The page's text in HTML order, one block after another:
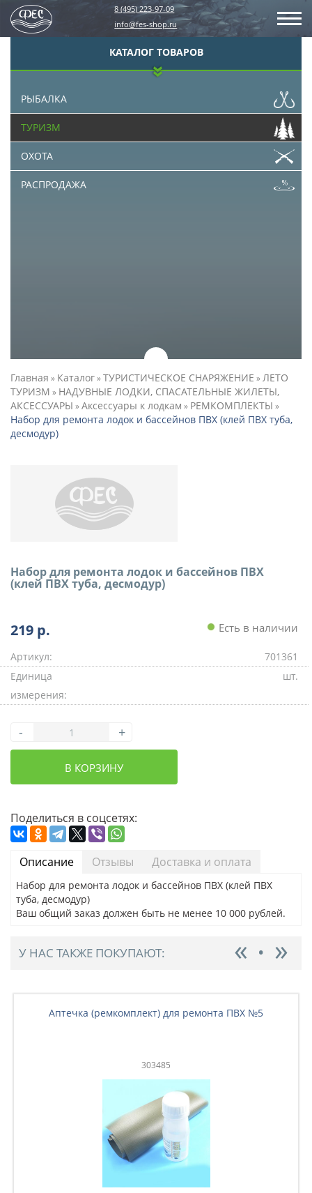
8 (495) 223-97-09
info@fes-shop.ru
КАТАЛОГ ТОВАРОВ
РЫБАЛКА
ТУРИЗМ
ОХОТА
РАСПРОДАЖА
Главная » Каталог»ТУРИСТИЧЕСКОЕ СНАРЯЖЕНИЕ »ЛЕТО
ТУРИЗМ » НАДУВНЫЕ ЛОДКИ, СПАСАТЕЛЬНЫЕ ЖИЛЕТЫ,
АКСЕССУАРЫ »Аксессуары к лодкам » РЕМКОМПЛЕКТЫ »
Набор для ремонта лодок и бассейнов ПВХ (клей ПВХ туба,
десмодур)
Набор для ремонта лодок и бассейнов ПВХ
(клей ПВХ туба, десмодур)
219 р. Есть в наличии
Артикул:
701361
Единица
измерения:
шт.
- +
В КОРЗИНУ
Поделиться в соцсетях:
Описание Отзывы Доставка и оплата
Набор для ремонта лодок и бассейнов ПВХ (клей ПВХ
туба, десмодур)
Ваш общий заказ должен быть не менее 10 000 рублей.
У НАС ТАКЖЕ ПОКУПАЮТ:
Аптечка (ремкомплект) для ремонта ПВХ №5
303485